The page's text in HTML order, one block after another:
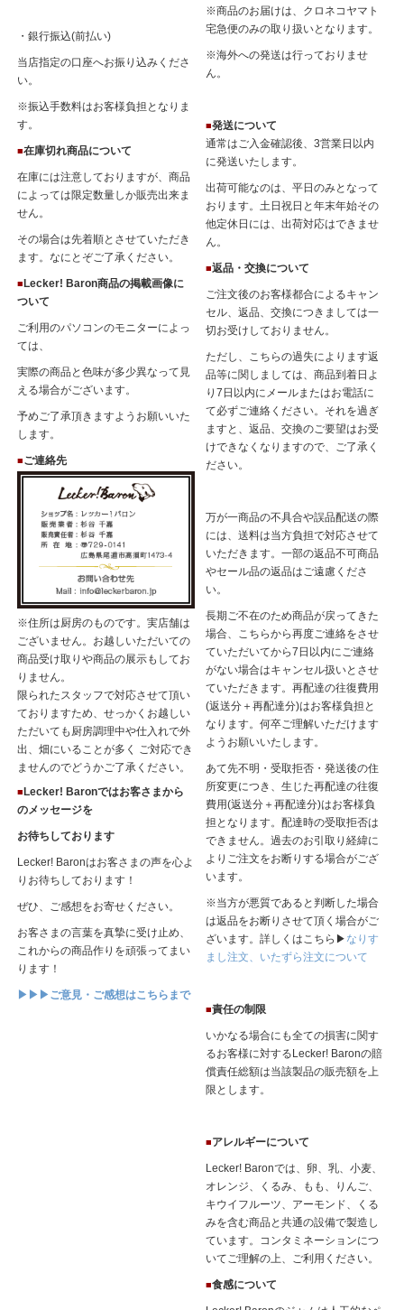
詳しい状況につきましては、ヤマト運輸様ホームページよりご確認く
ださい。
▶▶▶
詳しくはクロネコヤマト様（外部サイト）のサイトよりご確認
ください
2024.8.28
・【「完熟桃」でつくったジャムシリーズ販売開始】
お待たせいたしました。広島県、瀬戸内尾道で育った糖度が高く濃い
甘さと上品な香りの「完熟桃」で作ったジャムシリーズ販売開始で
す。
※お待ちいただいていたお客様には大変申し訳ございませんが、今年
は黄桃の収穫がないため黄桃を使った商品の追加はありません。
▶▶▶ ジャム・コンフィチュール→もも
2024.8.2
【「完熟桃」でつくったジャムシリーズ 近日販売開始】
広島県、瀬戸内尾道で育った糖度が高く濃い甘さと上品な香りの「完
熟桃」で作ったジャムシリーズ販売準備中です。
近日中にUPいたしますので、どうぞ楽しみにお待ちください。
▶▶▶ジャム・コンフィチュール→もも
2024.7.10
【お待たせいたしました！広島県、瀬戸内尾道産のいちごをごろご
ろと贅沢に使用したいちごジャムシリーズができあがりました】
広島県、瀬戸内尾道で太陽と海風を浴びて栽培されたいちごを贅沢に
まるごと使用したいちごジャムシリーズが、少しですができあがりま
果実がごろごろしていて豪華なので、おもてなしにも最適です。どう
ぞお試しください。
▶▶▶ジャム・コンフィチュール→いちご
2024.6.17
・【「レストラン ふはく」様の一角にて、「Lecker! Baron」の商品
販売中です】
東急東横線 多摩川駅前の「田園調布せせらぎ公園」内にある「レス
トラン ふはく」様の一角にて、「Lecker! Baron」の商品販売中で
す。
綺麗なお料理がたくさんあるレストランです。お近くにお越しの際に
は是非お立ち寄りください。
▶▶▶田園調布せせらぎ公園内「レストランふはく」様WEB（外部
サイト）
2024.6.17
・【広島県、瀬戸内尾道産のレモンをたっぷりまるごと使用した完熟
レモンジャムのラム酒仕立てができあがりました】
広島県、瀬戸内尾道産の「防腐剤・ワックス不使用」完熟のレモンを
たっぷりまるごと贅沢に使用したレモンジャム、ラム酒仕立てができ
ムに仕上げました。どうぞお試しください。
ジャム・コンフィチュール→レモン
【お待たせいたしました！広島県、瀬戸内尾道産のレモンをたっぷ
りまるごと使用した完熟レモンジャムができあがりました】
たっぷりまるごと贅沢に使用したレモンジャムができあがりました！
・銀行振込(前払い)
当店指定の口座へお振り込みくださ
い。
※振込手数料はお客様負担となりま
す。
■在庫切れ商品について
在庫には注意しておりますが、商品
によっては限定数量しか販売出来ま
せん。
その場合は先着順とさせていただき
ます。なにとぞご了承ください。
■ Lecker! Baron商品の掲載画像に
ついて
ご利用のパソコンのモニターによっ
ては、
実際の商品と色味が多少異なって見
える場合がございます。
予めご了承頂きますようお願いいた
します。
■ご連絡先
※住所は厨房のものです。実店舗は
ございません。お越しいただいての
商品受け取りや商品の展示もしてお
りません。
限られたスタッフで対応させて頂い
ておりますため、せっかくお越しい
ただいても厨房調理中や仕入れで外
出、畑にいることが多く ご対応でき
ませんのでどうかご了承ください。
■Lecker! Baronではお客さまから
のメッセージを
お待ちしております
Lecker! Baronはお客さまの声を心よ
りお待ちしております！
ぜひ、ご感想をお寄せください。
お客さまの言葉を真摯に受け止め、
これからの商品作りを頑張ってまい
ります！
▶▶▶ご意見・ご感想はこちらまで
※商品のお届けは、クロネコヤマト
宅急便のみの取り扱いとなります。
※海外への発送は行っておりませ
ん。
■発送について
通常はご入金確認後、3営業日以内
に発送いたします。
出荷可能なのは、平日のみとなって
おります。土日祝日と年末年始その
他定休日には、出荷対応はできませ
ん。
■返品・交換について
ご注文後のお客様都合によるキャン
セル、返品、交換につきましては一
切お受けしておりません。
ただし、こちらの過失によります返
品等に関しましては、商品到着日よ
り7日以内にメールまたはお電話に
て必ずご連絡ください。それを過ぎ
ますと、返品、交換のご要望はお受
けできなくなりますので、ご了承く
ださい。
万が一商品の不具合や誤品配送の際
には、送料は当方負担で対応させて
いただきます。一部の返品不可商品
やセール品の返品はご遠慮くださ
い。
長期ご不在のため商品が戻ってきた
場合、こちらから再度ご連絡をさせ
ていただいてから7日以内にご連絡
がない場合はキャンセル扱いとさせ
ていただきます。再配達の往復費用
(返送分＋再配達分)はお客様負担と
なります。何卒ご理解いただけます
ようお願いいたします。
あて先不明・受取拒否・発送後の住
所変更につき、生じた再配達の往復
費用(返送分＋再配達分)はお客様負
担となります。配達時の受取拒否は
できません。過去のお引取り経緯に
よりご注文をお断りする場合がござ
います。
※当方が悪質であると判断した場合
は返品をお断りさせて頂く場合がご
ざいます。詳しくはこちら▶ なりす
まし注文、いたずら注文について
■責任の制限
いかなる場合にも全ての損害に関す
るお客様に対するLecker! Baronの賠
償責任総額は当該製品の販売額を上
限とします。
■アレルギーについて
Lecker! Baronでは、卵、乳、小麦、
オレンジ、くるみ、もも、りんご、
キウイフルーツ、アーモンド、くる
みを含む商品と共通の設備で製造し
ています。コンタミネーションにつ
いてご理解の上、ご利用ください。
■食感について